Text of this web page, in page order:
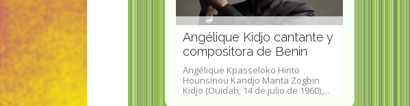
Marga Meusel defendió
valientemente a los
perseguidos racialmente y
privados de sus derechos
Margarete "Marga" Meusel (26 de
mayo de 1897, Falkenberg OS, - 16
de mayo de 1953, ...
Angélique Kidjo cantante y
compositora de Benin
Angélique Kpasseloko Hinto
Hounsinou Kandjo Manta Zogbin
Kidjo (Ouidah; 14 de julio de 1960),...